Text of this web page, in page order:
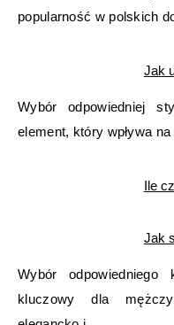
popularność w polskich
Jak
Wybór odpowiedniej
element, który wpływa
Ile
Jak
Wybór
kluczowy dla